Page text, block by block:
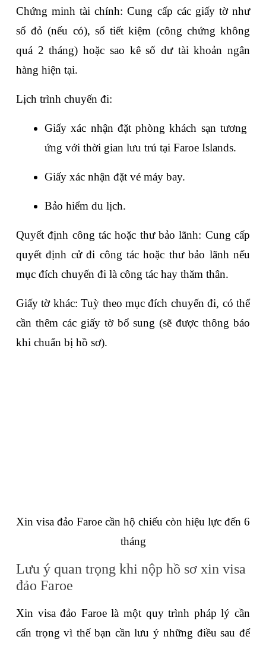
Chứng minh tài chính: Cung cấp các giấy tờ như
sổ đỏ (nếu có), sổ tiết kiệm (công chứng không
quá 2 tháng) hoặc sao kê số dư tài khoản ngân
hàng hiện tại.
Lịch trình chuyến đi:
Giấy xác nhận đặt phòng khách sạn tương
ứng với thời gian lưu trú tại Faroe Islands.
Giấy xác nhận đặt vé máy bay.
Bảo hiểm du lịch.
Quyết định công tác hoặc thư bảo lãnh: Cung cấp
quyết định cử đi công tác hoặc thư bảo lãnh nếu
mục đích chuyến đi là công tác hay thăm thân.
Giấy tờ khác: Tuỳ theo mục đích chuyến đi, có thể
cần thêm các giấy tờ bổ sung (sẽ được thông báo
khi chuẩn bị hồ sơ).
Xin visa đảo Faroe cần hộ chiếu còn hiệu lực đến 6
tháng
Lưu ý quan trọng khi nộp hồ sơ xin visa
đảo Faroe
Xin visa đảo Faroe là một quy trình pháp lý cần
cẩn trọng vì thế bạn cần lưu ý những điều sau để